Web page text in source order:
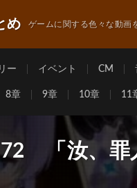
め ゲームに関する色々な動画
ー イベント CM
8章 9章 10章 11
72 「汝、